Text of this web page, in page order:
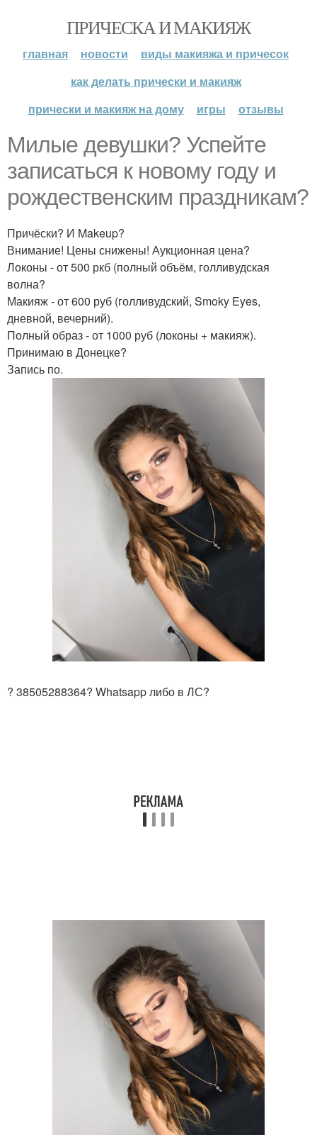
ПРИЧЕСКА И МАКИЯЖ
главная новости
виды макияжа и причесок
как делать прически и макияж
прически и макияж на дому
игры отзывы
Милые девушки? Успейте
записаться к новому году и
рождественским праздникам?
Причёски? И Makeup?
Внимание! Цены снижены! Аукционная цена?
Локоны - от 500 ркб (полный объём, голливудская
волна?
Макияж - от 600 руб (голливудский, Smoky Eyes,
дневной, вечерний).
Полный образ - от 1000 руб (локоны + макияж).
Принимаю в Донецке?
Запись по.
? 38505288364? Whatsapp либо в ЛС?